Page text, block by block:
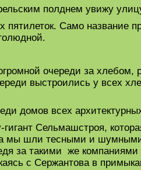
полднем увижу
Само название
очереди за хлебом,
выстроились у всех
домов всех
Сельмашстроя,
мы шли тесными и
за такими же
с Сержантова в